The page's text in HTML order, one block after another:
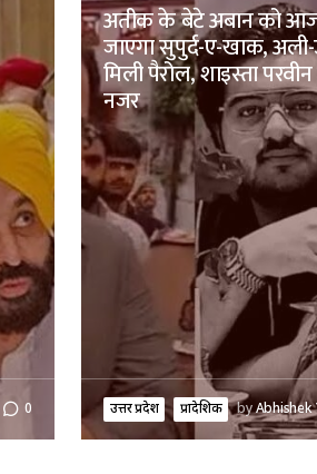
0
अतीक के बेटे अबान को
जाएगा सुपुर्द-ए-खाक,
मिली पैरोल, शाइस्ता
नजर
उत्तर प्रदेश प्रादेशिक byAbhishek